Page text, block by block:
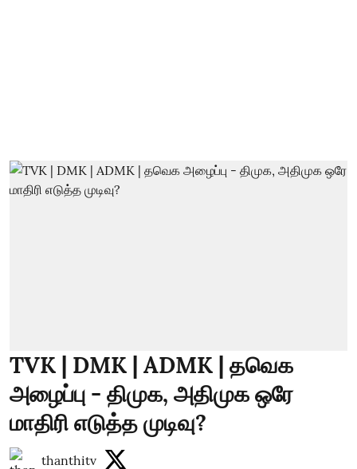
TVK | DMK | ADMK | தவெக
அழைப்பு - திமுக, அதிமுக ஒரே
மாதிரி எடுத்த முடிவு?
thanthitv